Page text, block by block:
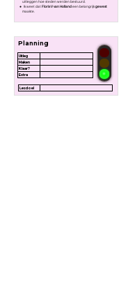
uitleggen hoe steden werden bestuurd.
Ik weet datFloris V van Hollandeen belangrijkgewest
maakte.
Planning
Uitleg
Maken
Klaar?
Extra
Lesdoel